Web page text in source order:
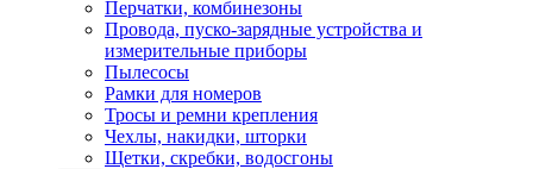
Перчатки, комбинезоны
Провода, пуско-зарядные устройства и
измерительные приборы
Пылесосы
Рамки для номеров
Тросы и ремни крепления
Чехлы, накидки, шторки
Щетки, скребки, водосгоны